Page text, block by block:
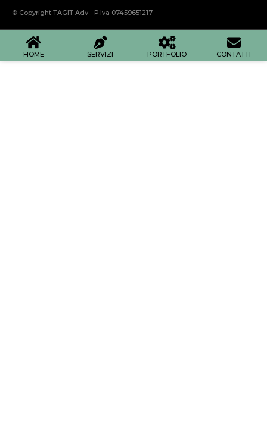
© Copyright TAGIT Adv - P.Iva 07459651217
HOME SERVIZI PORTFOLIO CONTATTI